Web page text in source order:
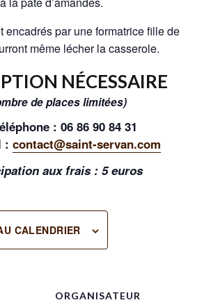
encadrés par une formatrice fille de
même lécher la casserole.
NÉCESSAIRE
de places limitées)
: 06 86 90 84 31
: contact@saint-servan.com
aux frais : 5 euros
CALENDRIER
ORGANISATEUR